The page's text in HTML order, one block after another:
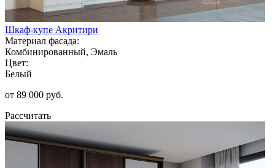
Шкаф-купе Акритири
Материал фасада:
Комбинированный, Эмаль
Цвет:
Белый
от 89 000 руб.
Рассчитать